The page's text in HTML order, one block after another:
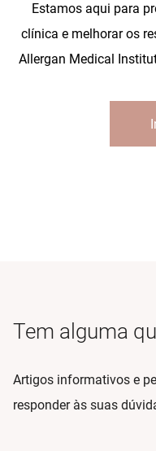
Estamos aqui para
clínica e melhorar os
Allergan Medical
Tem alguma
Artigos informativos e
responder às suas